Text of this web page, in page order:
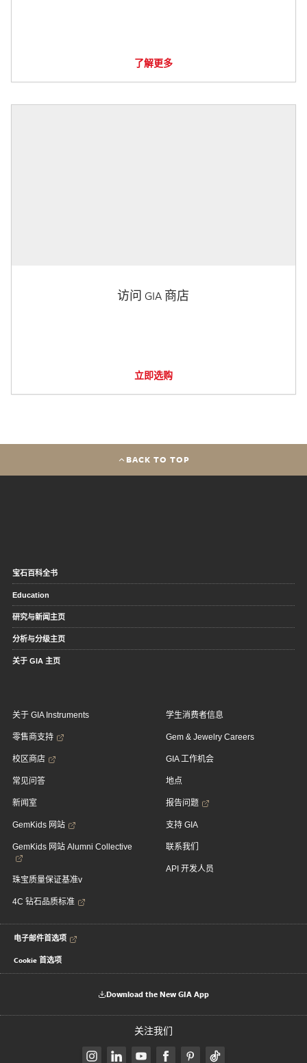
了解更多
访问 GIA 商店
立即选购
BACK TO TOP
宝石百科全书
Education
研究与新闻主页
分析与分级主页
关于 GIA 主页
关于 GIA Instruments
零售商支持
校区商店
常见问答
新闻室
GemKids 网站
GemKids 网站 Alumni Collective
珠宝质量保证基准v
4C 钻石品质标准
学生消费者信息
Gem & Jewelry Careers
GIA 工作机会
地点
报告问题
支持 GIA
联系我们
API 开发人员
电子邮件首选项
Cookie 首选项
Download the New GIA App
关注我们